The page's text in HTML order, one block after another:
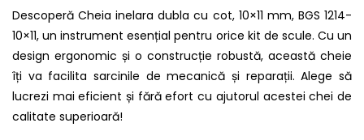
Descoperă Cheia inelara dubla cu cot, 10×11 mm, BGS 1214-
10×11, un instrument esențial pentru orice kit de scule. Cu un
design ergonomic și o construcție robustă, această cheie
îți va facilita sarcinile de mecanică și reparații. Alege să
lucrezi mai eficient și fără efort cu ajutorul acestei chei de
calitate superioară!